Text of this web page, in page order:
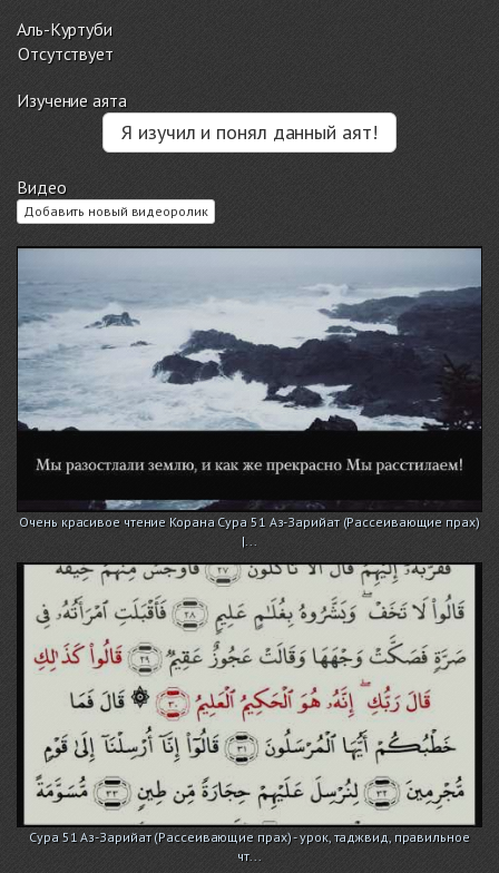
Аль-Куртуби
Отсутствует
Изучение аята
Я изучил и понял данный аят!
Видео
Добавить новый видеоролик
Очень красивое чтение Корана Сура 51 Аз-Зарийат (Рассеивающие прах)
|...
Сура 51 Аз-Зарийат (Рассеивающие прах) - урок, таджвид, правильное
чт...